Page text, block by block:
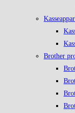
Brother